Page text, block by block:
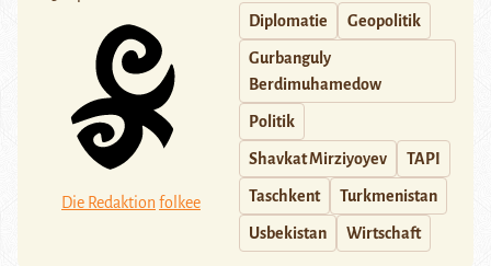
Die Redaktion folkee
Diplomatie Geopolitik
Gurbanguly
Berdimuhamedow
Politik
Shavkat Mirziyoyev TAPI
Taschkent Turkmenistan
Usbekistan Wirtschaft